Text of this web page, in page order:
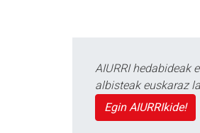
AIURRI hedabideak
albisteak euskaraz
Egin AIURRIkide!